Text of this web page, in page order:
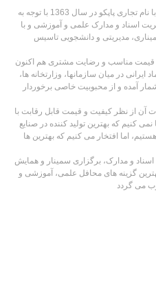
شرکت تولیدی و صنعتی پارسا پلاستیک با نام تجاری پاپکو در سال 1363 با توجه به
اسناد و مدارک علمی و آموزشی و با
مدیریتی و دانشجویی تاسیس
قیمت مناسب و رضایت مشتری هم اکنون
ایرانی در میان سازمانها، وزارتخانه ها،
آمده و از محبوبیت خاصی برخوردار
آن از نظر کیفیت و قیمت قابل رقابت با
کنیم که بهترین تولید کننده در صنایع
اما افتخار می کنیم که بهترین ها
و مدارک، برگزاری سمینار و همایش
گزینه های محافل علمی، آموزشی و
می گردد